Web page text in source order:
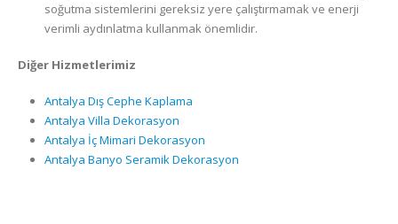
soğutma sistemlerini gereksiz yere çalıştırmamak ve enerji
verimli aydınlatma kullanmak önemlidir.
Diğer Hizmetlerimiz
Antalya Dış Cephe Kaplama
Antalya Villa Dekorasyon
Antalya İç Mimari Dekorasyon
Antalya Banyo Seramik Dekorasyon